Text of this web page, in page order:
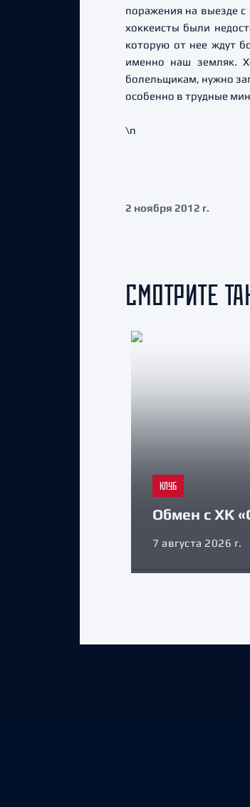
поражения на выезде с
хоккеисты были
которую от нее ждут
именно наш земляк.
болельщикам, нужно
особенно в трудные
\n
2 ноября 2012 г.
СМОТРИТЕ
КЛУБ
Обмен с ХК
7 августа 2026 г.